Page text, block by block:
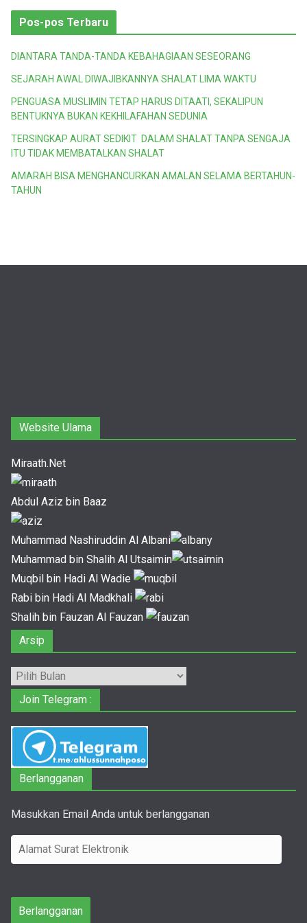
Pos-pos Terbaru
DIANTARA TANDA-TANDA KEBAHAGIAAN SESEORANG
SEJARAH AWAL DIWAJIBKANNYA SHALAT LIMA WAKTU
PENGUASA MUSLIMIN TETAP HARUS DITAATI, SEKALIPUN
BENTUKNYA BUKAN KEKHILAFAHAN SEDUNIA
TERSINGKAP AURAT SEDIKIT DALAM SHALAT TANPA SENGAJA
ITU TIDAK MEMBATALKAN SHALAT
AMARAH BISA MENGHANCURKAN AMALAN SELAMA BERTAHUN-
TAHUN
Website Ulama
Miraath.Net
Abdul Aziz bin Baaz
Muhammad Nashiruddin Al Albani
Muhammad bin Shalih Al Utsaimin
Muqbil bin Hadi Al Wadie
Rabi bin Hadi Al Madkhali
Shalih bin Fauzan Al Fauzan
Arsip
Arsip
Join Telegram :
Berlangganan
Masukkan Email Anda untuk berlangganan
l
m
Berlangganan